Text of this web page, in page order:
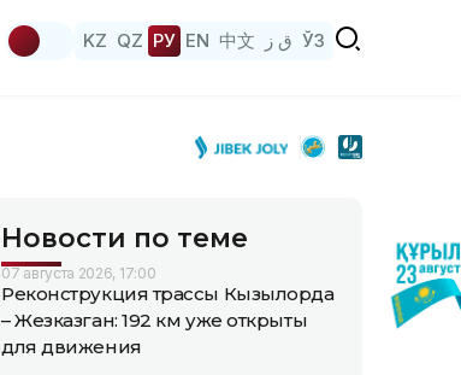
KZ QZ РУ EN 中文 ق ز ЎЗ
Новости по теме
07 августа 2026, 17:00
Реконструкция трассы Кызылорда
– Жезказган: 192 км уже открыты
для движения